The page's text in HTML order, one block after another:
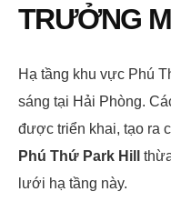
TRƯỞNG
Hạ tầng khu vực Phú
sáng tại Hải Phòng.
được triển khai, tạo ra
Phú Thứ Park Hill
lưới hạ tầng này.